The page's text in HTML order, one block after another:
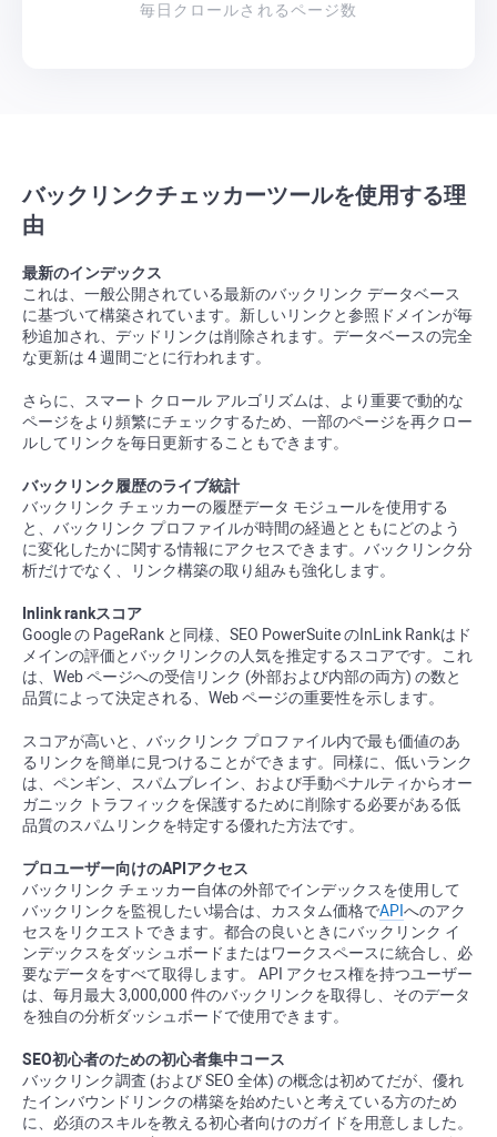
毎日クロールされるページ数
バックリンクチェッカーツールを使用する理
由
最新のインデックス
これは、一般公開されている最新のバックリンク データベース
に基づいて構築されています。新しいリンクと参照ドメインが毎
秒追加され、デッドリンクは削除されます。データベースの完全
な更新は 4 週間ごとに行われます。
さらに、スマート クロール アルゴリズムは、より重要で動的な
ページをより頻繁にチェックするため、一部のページを再クロー
ルしてリンクを毎日更新することもできます。
バックリンク履歴のライブ統計
バックリンク チェッカーの履歴データ モジュールを使用する
と、バックリンク プロファイルが時間の経過とともにどのよう
に変化したかに関する情報にアクセスできます。バックリンク分
析だけでなく、リンク構築の取り組みも強化します。
Inlink rankスコア
Google の PageRank と同様、SEO PowerSuite のInLink Rankはド
メインの評価とバックリンクの人気を推定するスコアです。これ
は、Web ページへの受信リンク (外部および内部の両方) の数と
品質によって決定される、Web ページの重要性を示します。
スコアが高いと、バックリンク プロファイル内で最も価値のあ
るリンクを簡単に見つけることができます。同様に、低いランク
は、ペンギン、スパムブレイン、および手動ペナルティからオー
ガニック トラフィックを保護するために削除する必要がある低
品質のスパムリンクを特定する優れた方法です。
プロユーザー向けのAPIアクセス
バックリンク チェッカー自体の外部でインデックスを使用して
バックリンクを監視したい場合は、カスタム価格でAPIへのアク
セスをリクエストできます。都合の良いときにバックリンク イ
ンデックスをダッシュ​​ボードまたはワークスペースに統合し、必
要なデータをすべて取得します。 API アクセス権を持つユーザー
は、毎月最大 3,000,000 件のバックリンクを取得し、そのデータ
を独自の分析ダッシュボードで使用できます。
SEO初心者のための初心者集中コース
バックリンク調査 (および SEO 全体) の概念は初めてだが、優れ
たインバウンドリンクの構築を始めたいと考えている方のため
に、必須のスキルを教える初心者向けのガイドを用意しました。